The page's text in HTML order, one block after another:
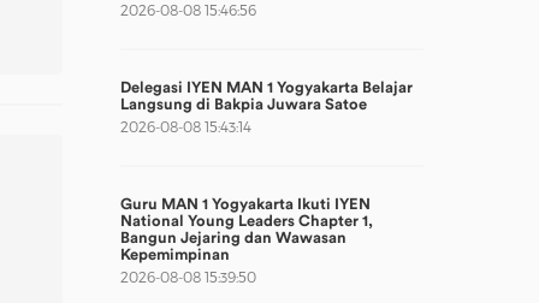
2026-08-08 15:46:56
Delegasi IYEN MAN 1 Yogyakarta Belajar
Langsung di Bakpia Juwara Satoe
2026-08-08 15:43:14
Guru MAN 1 Yogyakarta Ikuti IYEN
National Young Leaders Chapter 1,
Bangun Jejaring dan Wawasan
Kepemimpinan
2026-08-08 15:39:50